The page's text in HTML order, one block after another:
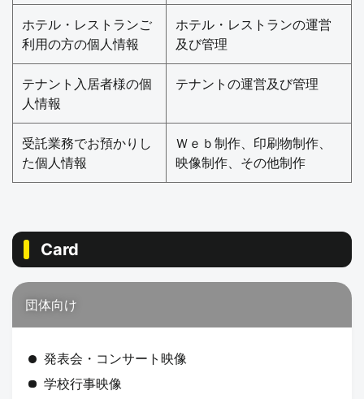
ホテル・レストランご
利用の方の個人情報
ホテル・レストランの運営
及び管理
テナント入居者様の個
人情報
テナントの運営及び管理
受託業務でお預かりし
た個人情報
Ｗｅｂ制作、印刷物制作、
映像制作、その他制作
Card
団体向け
発表会・コンサート映像
学校行事映像